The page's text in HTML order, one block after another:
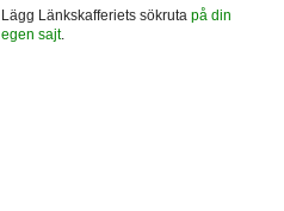
Lägg Länkskafferiets sökruta på din
egen sajt.